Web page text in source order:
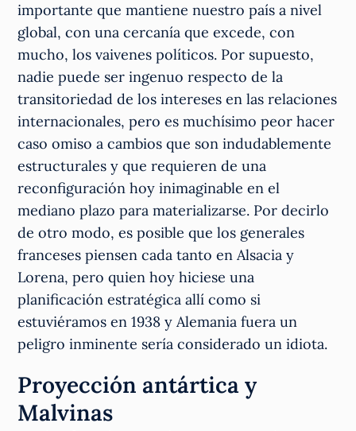
importante que mantiene nuestro país a nivel
global, con una cercanía que excede, con
mucho, los vaivenes políticos. Por supuesto,
nadie puede ser ingenuo respecto de la
transitoriedad de los intereses en las relaciones
internacionales, pero es muchísimo peor hacer
caso omiso a cambios que son indudablemente
estructurales y que requieren de una
reconfiguración hoy inimaginable en el
mediano plazo para materializarse. Por decirlo
de otro modo, es posible que los generales
franceses piensen cada tanto en Alsacia y
Lorena, pero quien hoy hiciese una
planificación estratégica allí como si
estuviéramos en 1938 y Alemania fuera un
peligro inminente sería considerado un idiota.
Proyección antártica y
Malvinas